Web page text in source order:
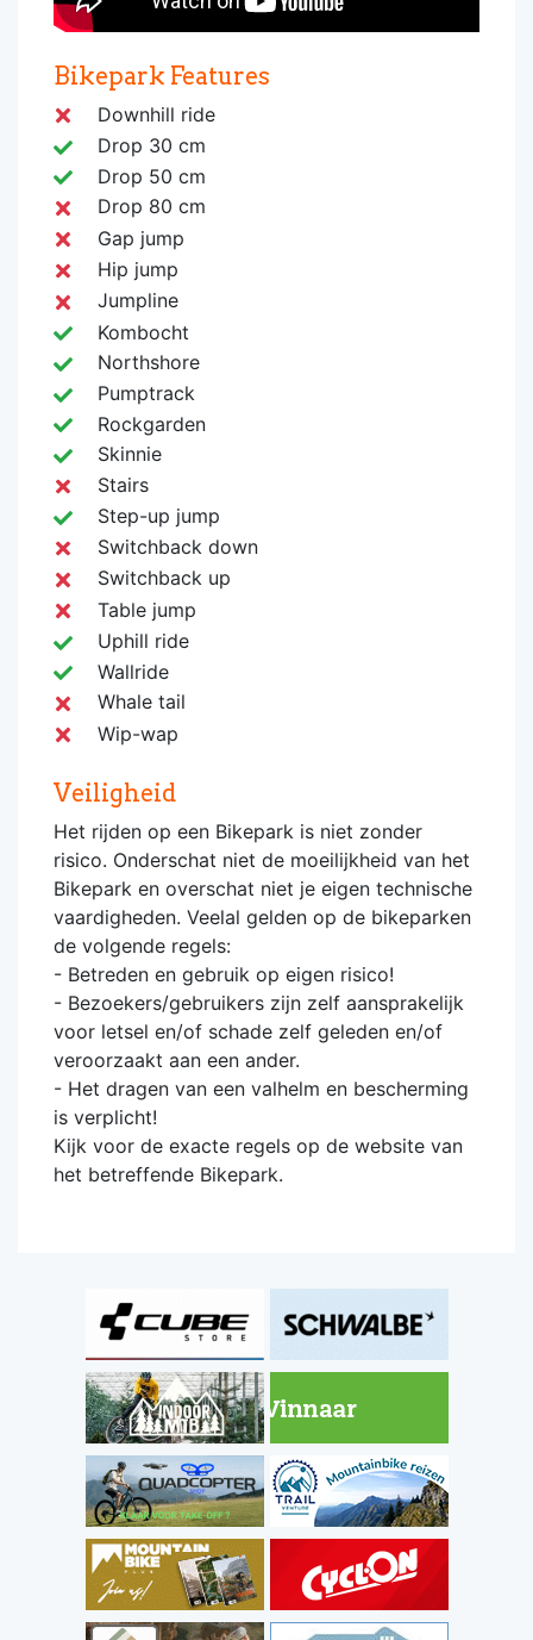
Bikepark Features
Downhill ride
Drop 30 cm
Drop 50 cm
Drop 80 cm
Gap jump
Hip jump
Jumpline
Kombocht
Northshore
Pumptrack
Rockgarden
Skinnie
Stairs
Step-up jump
Switchback down
Switchback up
Table jump
Uphill ride
Wallride
Whale tail
Wip-wap
Veiligheid
Het rijden op een Bikepark is niet zonder
risico. Onderschat niet de moeilijkheid van het
Bikepark en overschat niet je eigen technische
vaardigheden. Veelal gelden op de bikeparken
de volgende regels:
- Betreden en gebruik op eigen risico!
- Bezoekers/gebruikers zijn zelf aansprakelijk
voor letsel en/of schade zelf geleden en/of
veroorzaakt aan een ander.
- Het dragen van een valhelm en bescherming
is verplicht!
Kijk voor de exacte regels op de website van
het betreffende Bikepark.